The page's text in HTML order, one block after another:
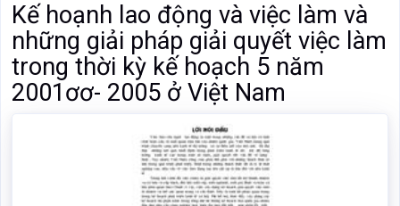
Kế hoạnh lao động và việc làm và
những giải pháp giải quyết việc làm
trong thời kỳ kế hoạch 5 năm
2001ơơ- 2005 ở Việt Nam